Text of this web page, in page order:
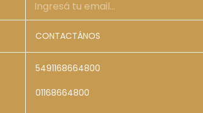
CONTACTÁNOS
5491168664800
01168664800